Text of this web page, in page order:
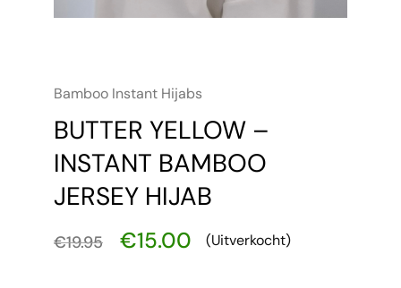
Bamboo Instant Hijabs
BUTTER YELLOW –
INSTANT BAMBOO
JERSEY HIJAB
€19.95 €15.00 (Uitverkocht)